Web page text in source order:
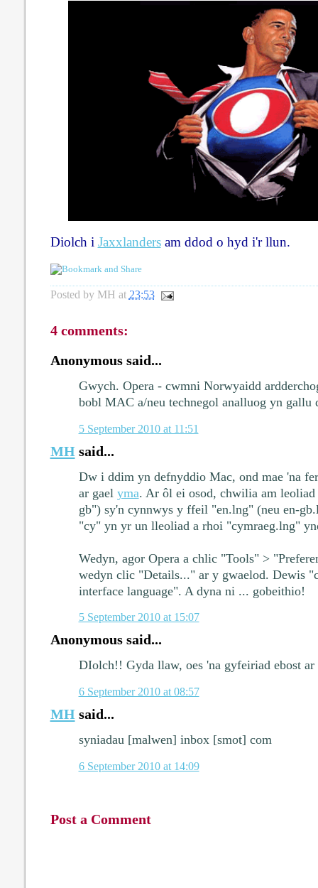
Diolch i Jaxxlandersam ddod o hyd i'r llun.
Posted by MH at 23:53
4 comments:
Anonymous said...
Gwych. Opera - cwmni Norwyaidd
bobl MAC a/neu technegol analluog yn gallu
5 September 2010 at 11:51
MHsaid...
Dw i ddim yn defnyddio Mac, ond mae 'na
ar gael yma. Ar ôl ei osod, chwilia am
gb") sy'n cynnwys y ffeil "en.lng" (neu en-
"cy" yn yr un lleoliad a rhoi "cymraeg.lng"
Wedyn, agor Opera a chlic "Tools" >
wedyn clic "Details..." ar y gwaelod. Dewis
interface language". A dyna ni ... gobeithio!
5 September 2010 at 15:07
Anonymous said...
DIolch!! Gyda llaw, oes 'na gyfeiriad ebost ar
6 September 2010 at 08:57
MHsaid...
syniadau [malwen] inbox [smot] com
6 September 2010 at 14:09
Post a Comment